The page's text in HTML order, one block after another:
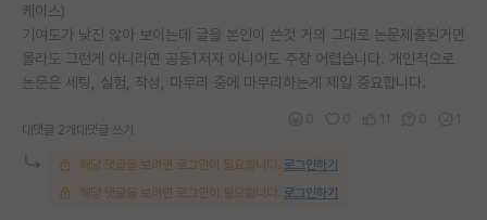
케이스)
기여도가 낮진 않아 보이는데 글을 본인이 쓴것 거의 그대로 논문제출된거면
몰라도 그런게 아니라면 공동1저자 아니어도 주장 어렵습니다. 개인적으로
논문은 세팅, 실험, 작성, 마무리 중에 마무리하는게 제일 중요합니다.
대댓글 2개 대댓글 쓰기
해당 댓글을 보려면 로그인이 필요합니다. 로그인하기
해당 댓글을 보려면 로그인이 필요합니다. 로그인하기